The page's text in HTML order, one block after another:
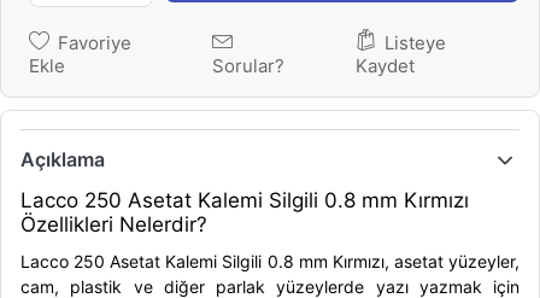
Favoriye
Ekle
Sorular?
Listeye
Kaydet
Açıklama
Lacco 250 Asetat Kalemi Silgili 0.8 mm Kırmızı
Özellikleri Nelerdir?
Lacco 250 Asetat Kalemi Silgili 0.8 mm Kırmızı, asetat yüzeyler,
cam, plastik ve diğer parlak yüzeylerde yazı yazmak için